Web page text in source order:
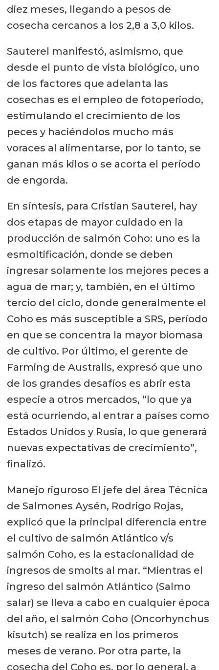
diez meses, llegando a pesos de
cosecha cercanos a los 2,8 a 3,0 kilos.
Sauterel manifestó, asimismo, que
desde el punto de vista biológico, uno
de los factores que adelanta las
cosechas es el empleo de fotoperiodo,
estimulando el crecimiento de los
peces y haciéndolos mucho más
voraces al alimentarse, por lo tanto, se
ganan más kilos o se acorta el período
de engorda.
En síntesis, para Cristian Sauterel, hay
dos etapas de mayor cuidado en la
producción de salmón Coho: uno es la
esmoltificación, donde se deben
ingresar solamente los mejores peces a
agua de mar; y, también, en el último
tercio del ciclo, donde generalmente el
Coho es más susceptible a SRS, período
en que se concentra la mayor biomasa
de cultivo. Por último, el gerente de
Farming de Australis, expresó que uno
de los grandes desafíos es abrir esta
especie a otros mercados, “lo que ya
está ocurriendo, al entrar a países como
Estados Unidos y Rusia, lo que generará
nuevas expectativas de crecimiento”,
finalizó.
Manejo riguroso El jefe del área Técnica
de Salmones Aysén, Rodrigo Rojas,
explicó que la principal diferencia entre
el cultivo de salmón Atlántico v/s
salmón Coho, es la estacionalidad de
ingresos de smolts al mar. “Mientras el
ingreso del salmón Atlántico (Salmo
salar) se lleva a cabo en cualquier época
del año, el salmón Coho (Oncorhynchus
kisutch) se realiza en los primeros
meses de verano. Por otra parte, la
cosecha del Coho es, por lo general, a